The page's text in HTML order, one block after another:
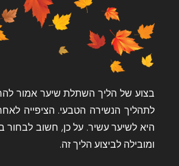
בצוע של הליך השתלת שיער אמור
לתהליך הנשירה הטבעי. הציפייה
היא לשיער עשיר. על כן, חשוב
ומובילה לביצוע הליך זה.